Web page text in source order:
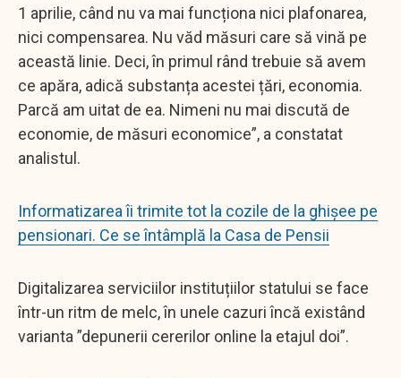
1 aprilie, când nu va mai funcționa nici plafonarea,
nici compensarea. Nu văd măsuri care să vină pe
această linie. Deci, în primul rând trebuie să avem
ce apăra, adică substanța acestei țări, economia.
Parcă am uitat de ea. Nimeni nu mai discută de
economie, de măsuri economice”, a constatat
analistul.
Informatizarea îi trimite tot la cozile de la ghişee pe
pensionari. Ce se întâmplă la Casa de Pensii
Digitalizarea serviciilor instituțiilor statului se face
într-un ritm de melc, în unele cazuri încă existând
varianta ”depunerii cererilor online la etajul doi”.